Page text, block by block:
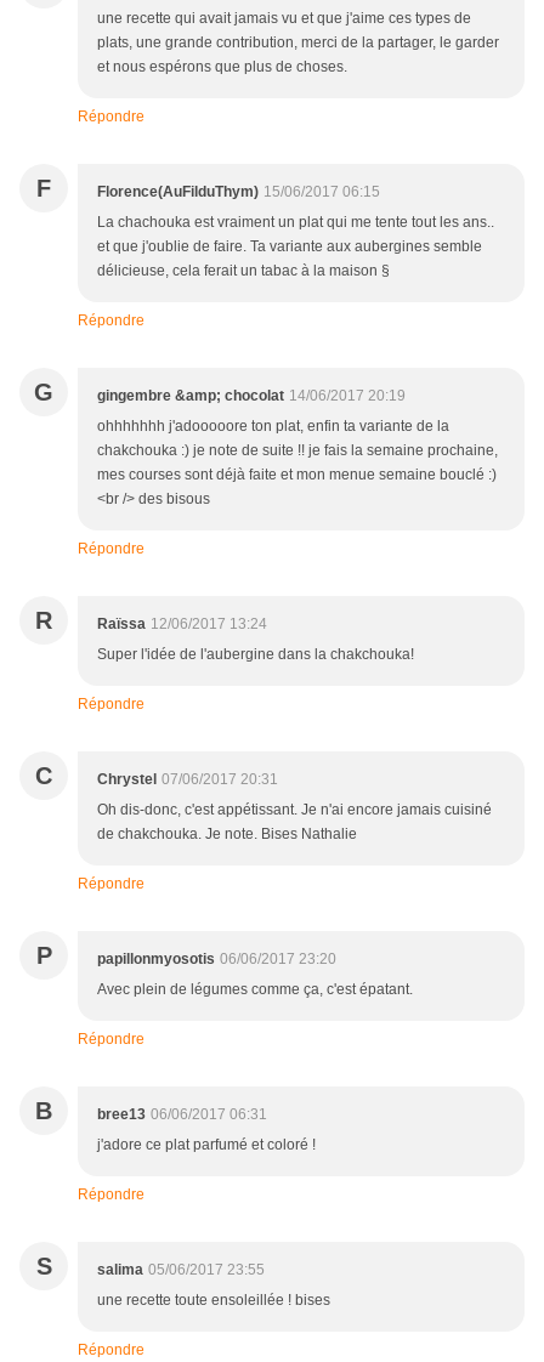
une recette qui avait jamais vu et que j'aime ces types de
plats, une grande contribution, merci de la partager, le garder
et nous espérons que plus de choses.
Répondre
F Florence(AuFilduThym) 15/06/2017 06:15
La chachouka est vraiment un plat qui me tente tout les ans..
et que j'oublie de faire. Ta variante aux aubergines semble
délicieuse, cela ferait un tabac à la maison §
Répondre
G gingembre &amp; chocolat 14/06/2017 20:19
ohhhhhhh j'adooooore ton plat, enfin ta variante de la
chakchouka :) je note de suite !! je fais la semaine prochaine,
mes courses sont déjà faite et mon menue semaine bouclé :)
<br /> des bisous
Répondre
R Raïssa 12/06/2017 13:24
Super l'idée de l'aubergine dans la chakchouka!
Répondre
C Chrystel 07/06/2017 20:31
Oh dis-donc, c'est appétissant. Je n'ai encore jamais cuisiné
de chakchouka. Je note. Bises Nathalie
Répondre
P papillonmyosotis 06/06/2017 23:20
Avec plein de légumes comme ça, c'est épatant.
Répondre
B bree13 06/06/2017 06:31
j'adore ce plat parfumé et coloré !
Répondre
S salima 05/06/2017 23:55
une recette toute ensoleillée ! bises
Répondre